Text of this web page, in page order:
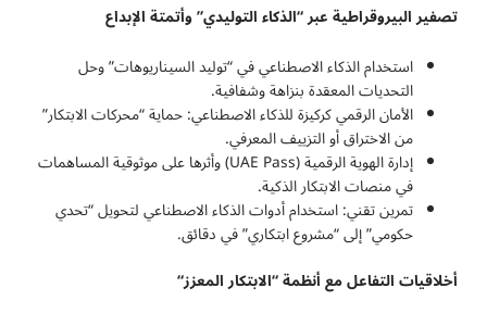
تصفير البيروقراطية عبر “الذكاء التوليدي” وأتمتة الإبداع
استخدام الذكاء الاصطناعي في “توليد السيناريوهات” وحل
التحديات المعقدة بنزاهة وشفافية.
الأمان الرقمي كركيزة للذكاء الاصطناعي: حماية “محركات الابتكار”
من الاختراق أو التزييف المعرفي.
إدارة الهوية الرقمية (UAE Pass) وأثرها على موثوقية المساهمات
في منصات الابتكار الذكية.
تمرين تقني: استخدام أدوات الذكاء الاصطناعي لتحويل “تحدي
حكومي” إلى “مشروع ابتكاري” في دقائق.
أخلاقيات التفاعل مع أنظمة “الابتكار المعزز“